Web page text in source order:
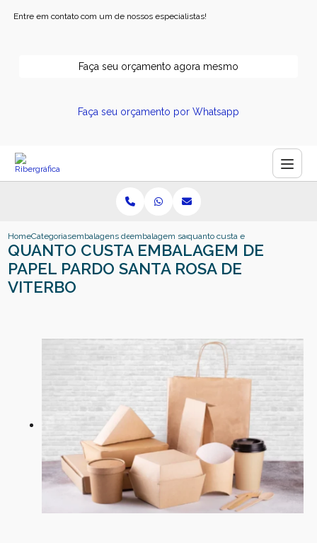
Entre em contato com um de nossos especialistas!
Faça seu orçamento agora mesmo
Faça seu orçamento por Whatsapp
HomeCategoriasembalagens de papelembalagem sacola de papelquanto custa embalagem de
QUANTO CUSTA EMBALAGEM DE
PAPEL PARDO SANTA ROSA DE
VITERBO